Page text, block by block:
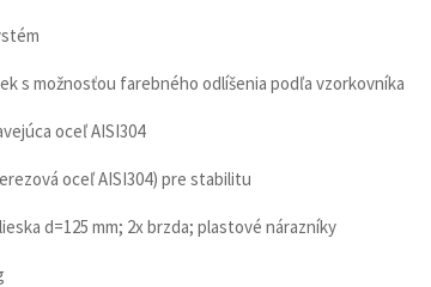
s možnosťou farebného odlíšenia podľa vzorkovníka
oceľ AISI304
oceľ AISI304) pre stabilitu
d=125 mm; 2x brzda; plastové nárazníky